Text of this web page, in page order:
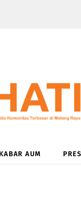
KABAR AUM